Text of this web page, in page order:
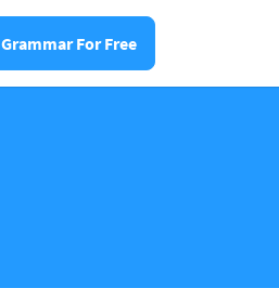
For Free